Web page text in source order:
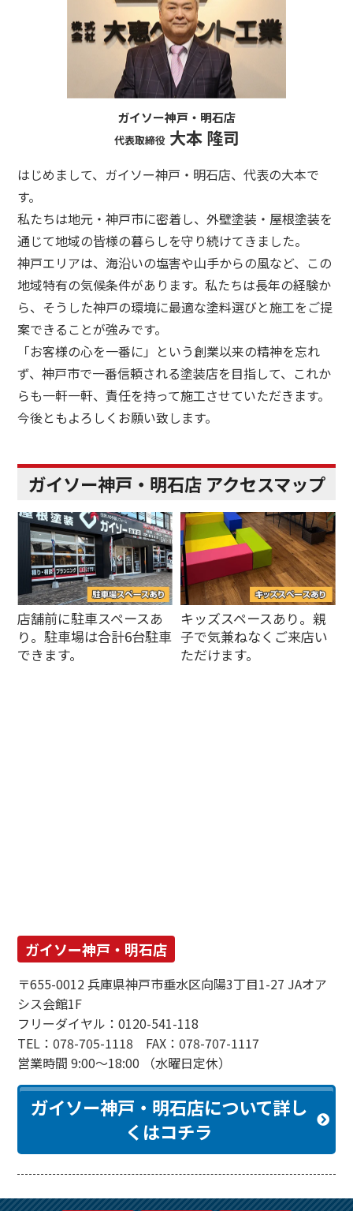
ガイソー神戸・明石店
代表取締役大本 隆司
はじめまして、ガイソー神戸・明石店、代表の大本で
す。
私たちは地元・神戸市に密着し、外壁塗装・屋根塗装を
通じて地域の皆様の暮らしを守り続けてきました。
神戸エリアは、海沿いの塩害や山手からの風など、この
地域特有の気候条件があります。私たちは長年の経験か
ら、そうした神戸の環境に最適な塗料選びと施工をご提
案できることが強みです。
「お客様の心を一番に」という創業以来の精神を忘れ
ず、神戸市で一番信頼される塗装店を目指して、これか
らも一軒一軒、責任を持って施工させていただきます。
今後ともよろしくお願い致します。
ガイソー神戸・明石店 アクセスマップ
店舗前に駐車スペースあ
り。駐車場は合計6台駐車
できます。
キッズスペースあり。親
子で気兼ねなくご来店い
ただけます。
ガイソー神戸・明石店
〒655-0012 兵庫県神戸市垂水区向陽3丁目1-27 JAオア
シス会館1F
フリーダイヤル：0120-541-118
TEL：078-705-1118 FAX：078-707-1117
営業時間 9:00～18:00 （水曜日定休）
ガイソー神戸・明石店について詳し
くはコチラ